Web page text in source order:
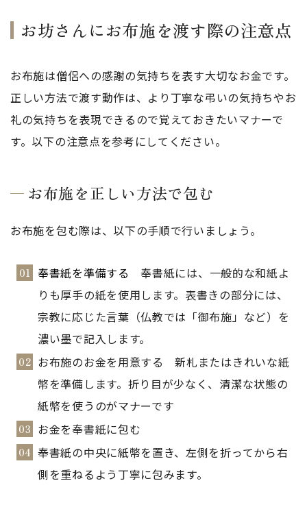
お坊さんにお布施を渡す際の注意点
お布施は僧侶への感謝の気持ちを表す大切なお金です。
正しい方法で渡す動作は、より丁寧な弔いの気持ちやお
礼の気持ちを表現できるので覚えておきたいマナーで
す。以下の注意点を参考にしてください。
お布施を正しい方法で包む
お布施を包む際は、以下の手順で行いましょう。
奉書紙を準備する奉書紙には、一般的な和紙よ
りも厚手の紙を使用します。表書きの部分には、
宗教に応じた言葉（仏教では「御布施」など）を
濃い墨で記入します。
お布施のお金を用意する 新札またはきれいな紙
幣を準備します。折り目が少なく、清潔な状態の
紙幣を使うのがマナーです
お金を奉書紙に包む
奉書紙の中央に紙幣を置き、左側を折ってから右
側を重ねるよう丁寧に包みます。